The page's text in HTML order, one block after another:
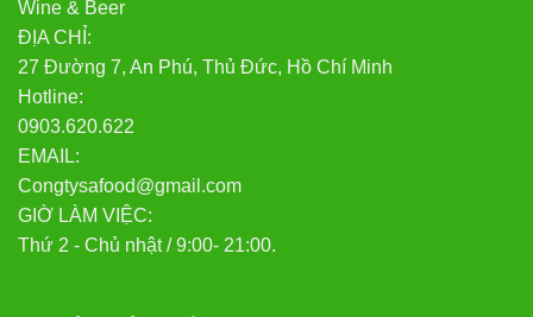
Wine & Beer
ĐỊA CHỈ:
27 Đường 7, An Phú, Thủ Đức, Hồ Chí Minh
Hotline:
0903.620.622
EMAIL:
Congtysafood@gmail.com
GIỜ LÀM VIỆC:
Thứ 2 - Chủ nhật / 9:00- 21:00.